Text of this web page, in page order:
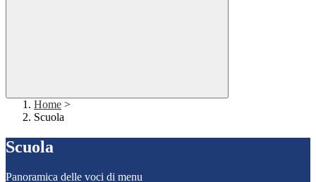
Home >
Scuola
Scuola
Panoramica delle voci di menu